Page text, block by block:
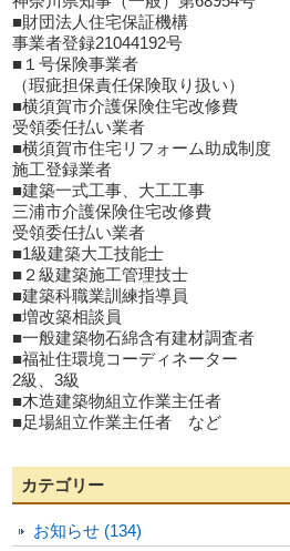
■財団法人住宅保証機構
事業者登録21044192号
■１号保険事業者
（瑕疵担保責任保険取り扱い）
■横須賀市介護保険住宅改修費
受領委任払い業者
■横須賀市住宅リフォーム助成制度
施工登録業者
■建築一式工事、大工工事
三浦市介護保険住宅改修費
受領委任払い業者
■1級建築大工技能士
■２級建築施工管理技士
■建築科職業訓練指導員
■増改築相談員
■一般建築物石綿含有建材調査者
■福祉住環境コーディネーター
2級、3級
■木造建築物組立作業主任者
■足場組立作業主任者 など
カテゴリー
お知らせ (134)